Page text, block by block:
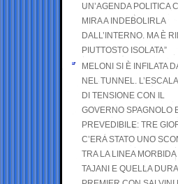
UN’AGENDA POLITICA
MIRA A INDEBOLIRLA
DALL’INTERNO. MA È
PIUTTOSTO ISOLATA”
MELONI SI È INFILATA
NEL TUNNEL.
DI TENSIONE CON IL
GOVERNO SPAGNOLO
PREVEDIBILE: TRE
C’ERA STATO UNO
TRA LA LINEA MORBIDA
TAJANI E QUELLA